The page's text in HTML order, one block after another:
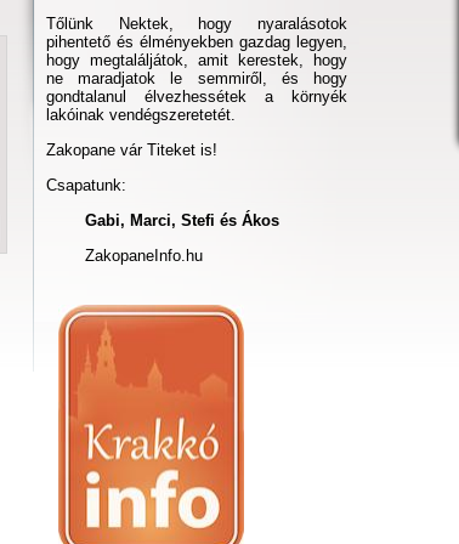
Tőlünk Nektek, hogy nyaralásotok
pihentető és élményekben gazdag legyen,
hogy megtaláljátok, amit kerestek, hogy
ne maradjatok le semmiről, és hogy
gondtalanul élvezhessétek a környék
lakóinak vendégszeretetét.
Zakopane vár Titeket is!
Csapatunk:
Gabi, Marci, Stefi és Ákos
ZakopaneInfo.hu